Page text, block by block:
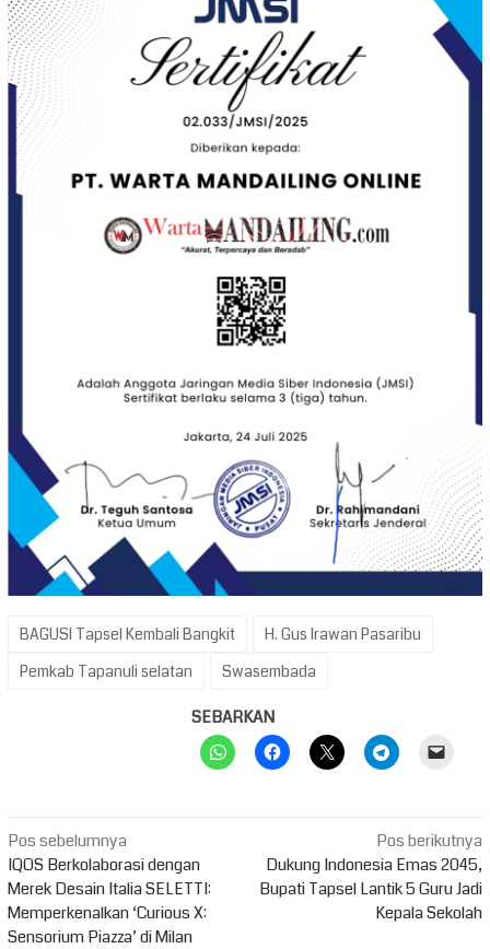
BAGUSI Tapsel Kembali Bangkit
H. Gus Irawan Pasaribu
Pemkab Tapanuli selatan
Swasembada
SEBARKAN
Navigasi
pos
Pos sebelumnya
IQOS Berkolaborasi dengan
Merek Desain Italia SELETTI:
Memperkenalkan ‘Curious X:
Sensorium Piazza’ di Milan
Pos berikutnya
Dukung Indonesia Emas 2045,
Bupati Tapsel Lantik 5 Guru Jadi
Kepala Sekolah